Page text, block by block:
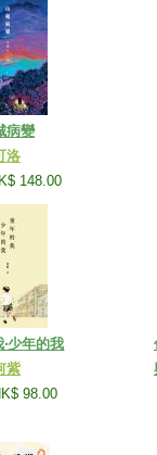
病變
洛
148.00
少年的我
紫
98.00